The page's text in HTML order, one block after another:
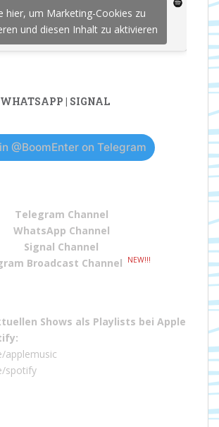
hier, um Marketing-Cookies zu
und diesen Inhalt zu aktivieren
| SIGNAL
@BoomEnter on Telegram
Telegram Channel
WhatsApp Channel
Signal Channel
Broadcast Channel
NEW!!!
Shows als Playlists bei Apple
:
applemusic
spotify